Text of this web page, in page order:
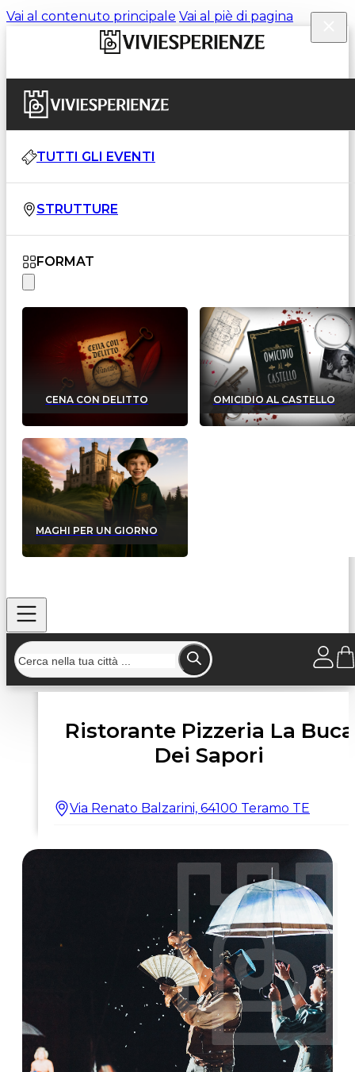
Vai al contenuto principale Vai al piè di pagina
TUTTI GLI EVENTI
STRUTTURE
FORMAT
CENA CON DELITTO OMICIDIO AL CASTELLO
MAGHI PER UN GIORNO
Home/Strutture/Ristorante Pizzeria La Buca Dei
Ristorante Pizzeria La Buca
Dei Sapori
Via Renato Balzarini, 64100 Teramo TE